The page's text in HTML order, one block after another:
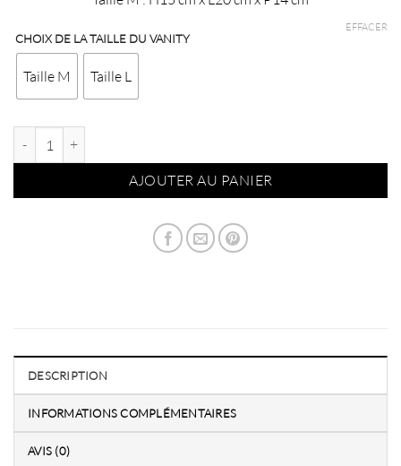
CHOIX DE LA TAILLE DU VANITY
Taille M Taille L
EFFACER
AJOUTER AU PANIER
DESCRIPTION
INFORMATIONS COMPLÉMENTAIRES
AVIS (0)